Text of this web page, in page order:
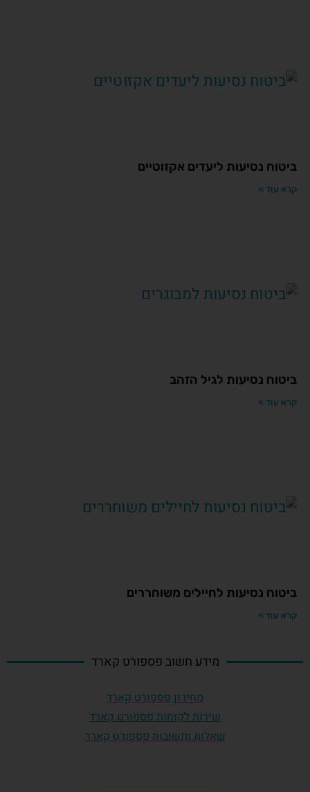
ביטוח נסיעות ליעדים אקזוטיים
קרא עוד »
ביטוח נסיעות לגיל הזהב
קרא עוד »
ביטוח נסיעות לחיילים משוחררים
קרא עוד »
מידע חשוב פספורט קארד
מחירון פספורט קארד
שירות לקוחות פספורט קארד
שאלות ותשובות פספורט קארד